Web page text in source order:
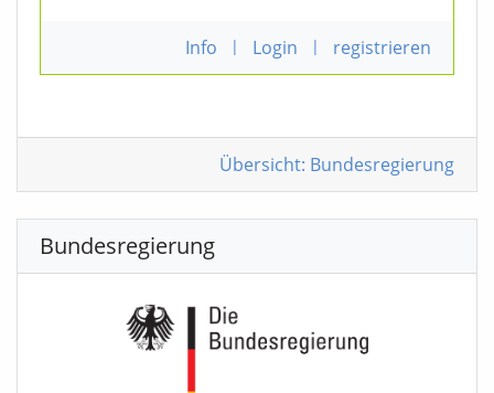
Info | Login | registrieren
Übersicht: Bundesregierung
Bundesregierung